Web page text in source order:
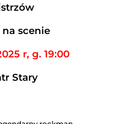
scenie
r, g. 19:00
Stary